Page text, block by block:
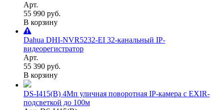
Арт.
55 990 руб.
В корзину
Dahua DHI-NVR5232-EI 32-канальный IP-
видеорегистратор
Арт.
55 390 руб.
В корзину
DS-I415(B) 4Мп уличная поворотная IP-камера с EXIR-
подсветкой до 100м